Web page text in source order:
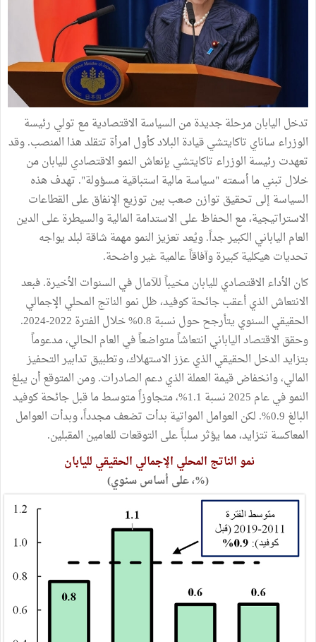
تدخل اليابان مرحلة جديدة من السياسة الاقتصادية مع تولي رئيسة
الوزراء ساناي تاكايتشي قيادة البلاد كأول امرأة تتقلد هذا المنصب. وقد
تعهدت رئيسة الوزراء تاكايتشي بإنعاش النمو الاقتصادي لليابان من
خلال تبني ما أسمته "سياسة مالية استباقية مسؤولة". تهدف هذه
السياسة إلى تحقيق توازن صعب بين توزيع الإنفاق على القطاعات
الاستراتيجية، مع الحفاظ على الاستدامة المالية والسيطرة على الدين
العام الياباني الكبير جداً. ويُعد تعزيز النمو مهمة شاقة لبلد يواجه
تحديات هيكلية كبيرة وآفاقاً عالمية غير واضحة.
كان الأداء الاقتصادي لليابان مخيباً للآمال في السنوات الأخيرة. فبعد
الانتعاش الذي أعقب جائحة كوفيد، ظل نمو الناتج المحلي الإجمالي
الحقيقي السنوي يتأرجح حول نسبة 0.8% خلال الفترة 2022-2024.
وحقق الاقتصاد الياباني انتعاشاً متواضعاً في العام الحالي، مدعوماً
بتزايد الدخل الحقيقي الذي عزز الاستهلاك، وتطبيق تدابير التحفيز
المالي، وانخفاض قيمة العملة الذي دعم الصادرات. ومن المتوقع أن يبلغ
النمو في عام 2025 نسبة 1.1%، متجاوزاً متوسط ما قبل جائحة كوفيد
البالغ 0.9%. لكن العوامل المواتية بدأت تضعف مجدداً، وبدأت العوامل
المعاكسة تتزايد، مما يؤثر سلباً على التوقعات للعامين المقبلين.
نمو الناتج المحلي الإجمالي الحقيقي لليابان
(%، على أساس سنوي)